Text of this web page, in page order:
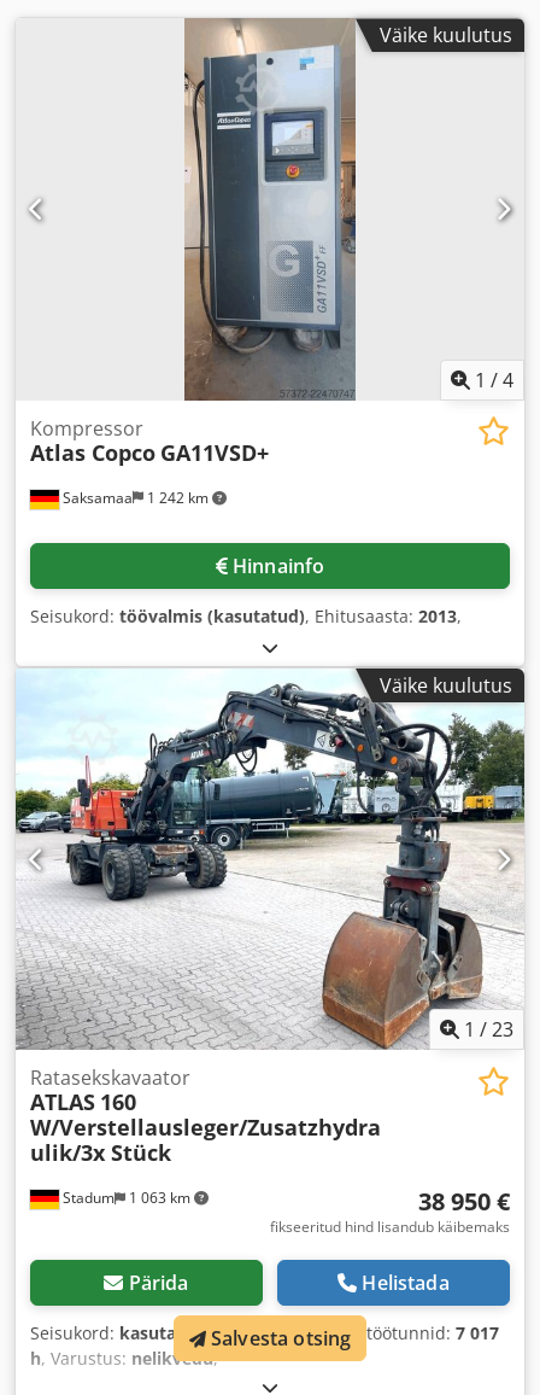
Väike kuulutus
1 /4
Saksamaa 1 242 km
Kompressor
Atlas Copco GA11VSD+
Hinnainfo
Seisukord: töövalmis (kasutatud), Ehitusaasta: 2013,
Väike kuulutus
1 /23
Stadum 1 063 km
Ratasekskavaator
ATLAS 160
W/Verstellausleger/Zusatzhydra
ulik/3x Stück
38 950 €
fikseeritud hind lisandub käibemaks
Pärida Helistada
Seisukord: kasutatud, Ehitusaasta:2011 , töötunnid: 7 017
h, Varustus: nelikvedu,
Salvesta otsing